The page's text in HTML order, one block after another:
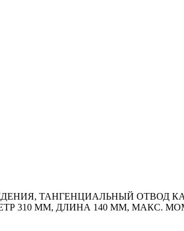
ТАНГЕНЦИАЛЬНЫЙ ОТВОД
310 ММ, ДЛИНА 140 ММ, МАКС.